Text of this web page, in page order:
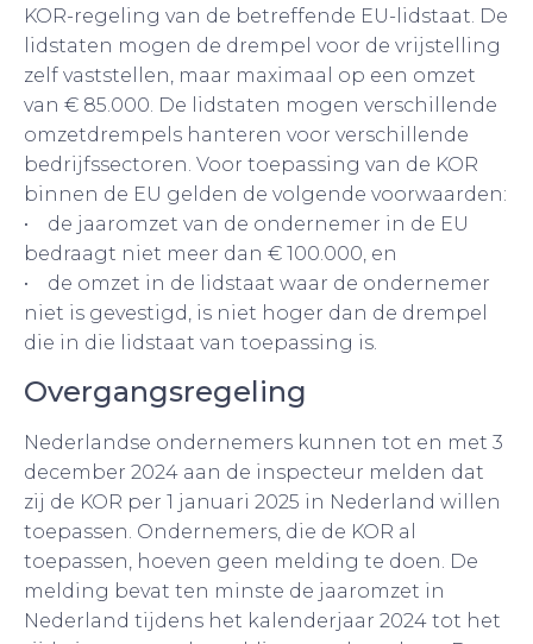
KOR-regeling van de betreffende EU-lidstaat. De
lidstaten mogen de drempel voor de vrijstelling
zelf vaststellen, maar maximaal op een omzet
van € 85.000. De lidstaten mogen verschillende
omzetdrempels hanteren voor verschillende
bedrijfssectoren. Voor toepassing van de KOR
binnen de EU gelden de volgende voorwaarden:
• de jaaromzet van de ondernemer in de EU
bedraagt niet meer dan € 100.000, en
• de omzet in de lidstaat waar de ondernemer
niet is gevestigd, is niet hoger dan de drempel
die in die lidstaat van toepassing is.
Overgangsregeling
Nederlandse ondernemers kunnen tot en met 3
december 2024 aan de inspecteur melden dat
zij de KOR per 1 januari 2025 in Nederland willen
toepassen. Ondernemers, die de KOR al
toepassen, hoeven geen melding te doen. De
melding bevat ten minste de jaaromzet in
Nederland tijdens het kalenderjaar 2024 tot het